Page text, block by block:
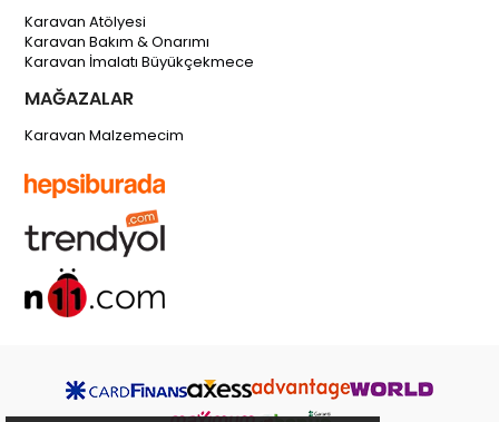
Karavan Atölyesi
Karavan Bakım & Onarımı
Karavan İmalatı Büyükçekmece
MAĞAZALAR
Karavan Malzemecim